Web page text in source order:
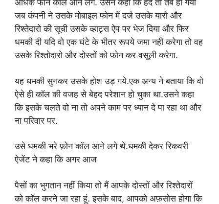
अधिक फोन कॉल आने लगे. उसने कहा कि हद तो तब हो गयी
जब कंपनी ने उसकेमोबाइल फोन में दर्ज उसके यारो और
रिश्तेदारो की सूची उसकेव्हाट्स ऐप पर भेज दिया और फिर
धमकी दी यदि वो एक घंटे केभीतर रूपये जमा नही करेगा तो वह
उसके रिश्तोदारो और दोस्तोंको फोन कर वसूली करेगा.
यह धमकी सुनकर उसके होश उड़ गये.एक अन्य ने बताया कि वो
ऐसे ही कॉल की वजह से बेहद परेशानहो चुका था.उसने कहा
कि इसके चलते वो ना तो अपने काम पर ध्यान दे पा रहा था और
ना परिवार पर.
उसे धमकी भरे फ़ोन कॉल आने लगे थे.धमकी देकर रिकवरी
ऐजेंट ने कहा कि अगर आज
पैसों का भुगतान नहीं किया तो मैं आपके दोस्तों और रिश्तेदारों
कोकॉल करने जा रहा हूं. इसके बाद, आपको अफ़सोस होगा कि